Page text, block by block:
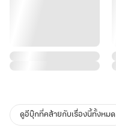
ดูอีบุ๊กที่คล้ายกับเรื่องนี้ทั้งหมด